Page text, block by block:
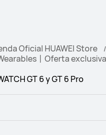
Oficial HUAWEI Store
丨Oferta
GT 6 y GT 6 Pro